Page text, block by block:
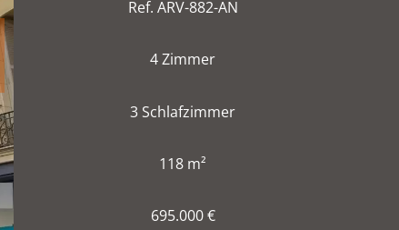
Ref. ARV-882-AN
4 Zimmer
3 Schlafzimmer
118 m²
695.000 €